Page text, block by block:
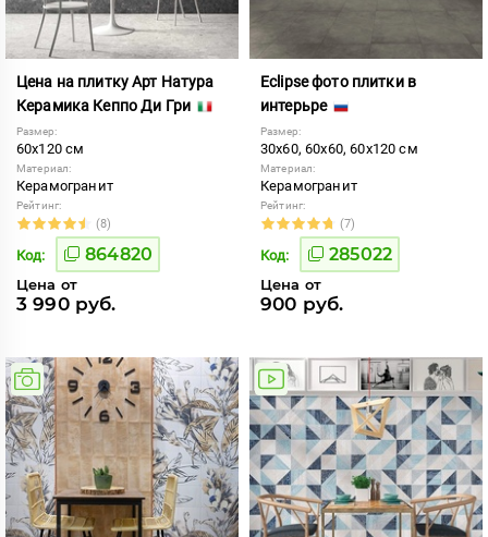
Цена на плитку Арт Натура
Керамика Кеппо Ди Гри
Размер:
60x120 см
Материал:
Керамогранит
Рейтинг:
(8)
Код: 864820
Цена от
3 990 руб.
Eclipse фото плитки в
интерьре
Размер:
30x60, 60x60, 60x120 см
Материал:
Керамогранит
Рейтинг:
(7)
Код: 285022
Цена от
900 руб.